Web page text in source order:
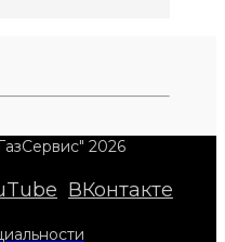
2026
ВКонтакте